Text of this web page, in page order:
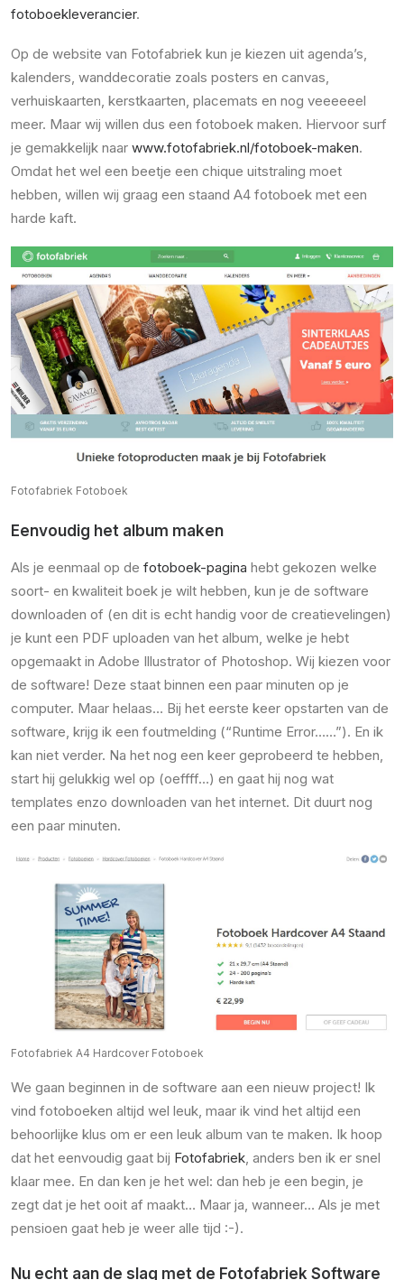
fotoboekleverancier.
Op de website van Fotofabriek kun je kiezen uit agenda’s,
kalenders, wanddecoratie zoals posters en canvas,
verhuiskaarten, kerstkaarten, placemats en nog veeeeeel
meer. Maar wij willen dus een fotoboek maken. Hiervoor surf
je gemakkelijk naar www.fotofabriek.nl/fotoboek-maken.
Omdat het wel een beetje een chique uitstraling moet
hebben, willen wij graag een staand A4 fotoboek met een
harde kaft.
Fotofabriek Fotoboek
Eenvoudig het album maken
Als je eenmaal op de fotoboek-pagina hebt gekozen welke
soort- en kwaliteit boek je wilt hebben, kun je de software
downloaden of (en dit is echt handig voor de creatievelingen)
je kunt een PDF uploaden van het album, welke je hebt
opgemaakt in Adobe Illustrator of Photoshop. Wij kiezen voor
de software! Deze staat binnen een paar minuten op je
computer. Maar helaas… Bij het eerste keer opstarten van de
software, krijg ik een foutmelding (“Runtime Error……”). En ik
kan niet verder. Na het nog een keer geprobeerd te hebben,
start hij gelukkig wel op (oeffff…) en gaat hij nog wat
templates enzo downloaden van het internet. Dit duurt nog
een paar minuten.
Fotofabriek A4 Hardcover Fotoboek
We gaan beginnen in de software aan een nieuw project! Ik
vind fotoboeken altijd wel leuk, maar ik vind het altijd een
behoorlijke klus om er een leuk album van te maken. Ik hoop
dat het eenvoudig gaat bij Fotofabriek, anders ben ik er snel
klaar mee. En dan ken je het wel: dan heb je een begin, je
zegt dat je het ooit af maakt… Maar ja, wanneer… Als je met
pensioen gaat heb je weer alle tijd :-).
Nu echt aan de slag met de Fotofabriek Software